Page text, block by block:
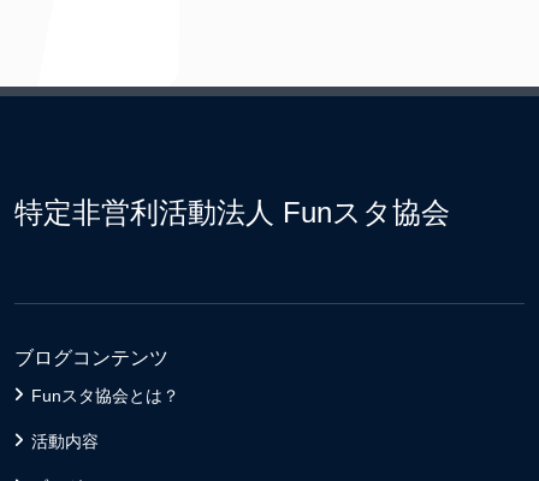
特定非営利活動法人 Funスタ協会
ブログコンテンツ
Funスタ協会とは？
活動内容